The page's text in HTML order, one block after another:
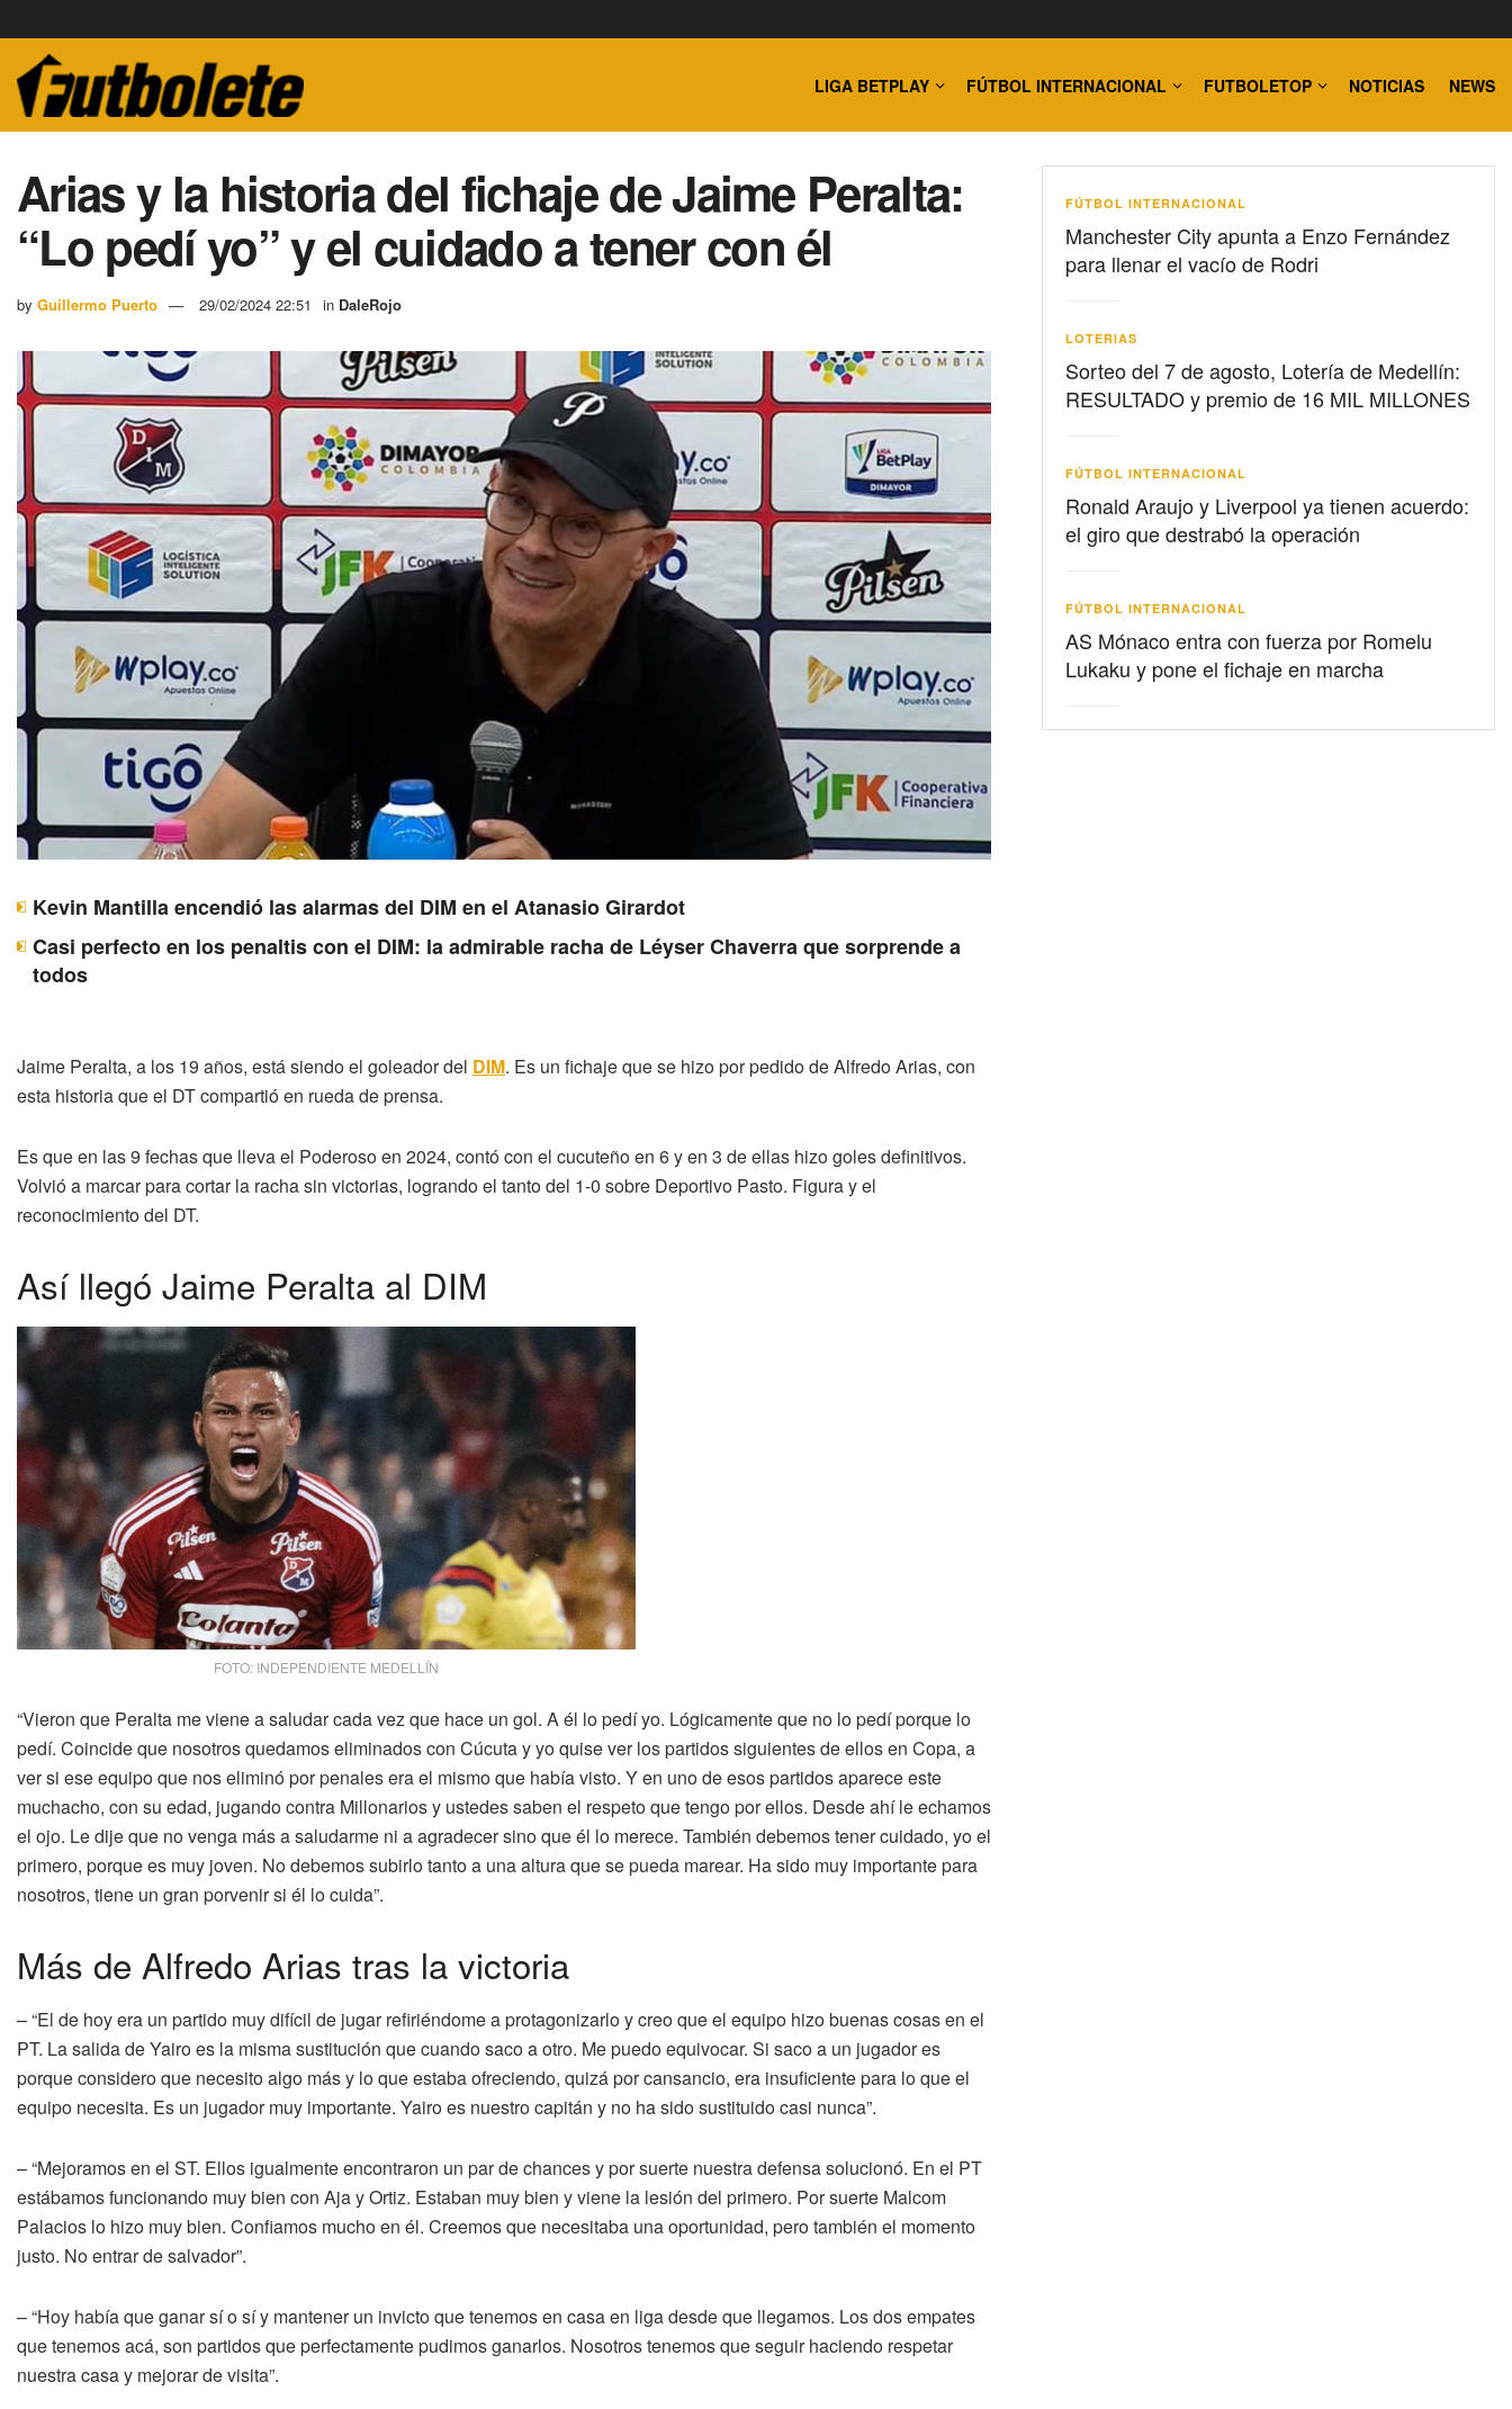
LIGA BETPLAY FÚTBOL INTERNACIONAL FUTBOLETOP NOTICIAS NEWS
Arias y la historia del fichaje de Jaime Peralta:
“Lo pedí yo” y el cuidado a tener con él
by Guillermo Puerto 29/02/2024 22:51 in DaleRojo
Kevin Mantilla encendió las alarmas del DIM en el Atanasio Girardot
Casi perfecto en los penaltis con el DIM: la admirable racha de Léyser Chaverra que sorprende a
todos
Jaime Peralta, a los 19 años, está siendo el goleador del DIM. Es un fichaje que se hizo por pedido de Alfredo Arias, con
esta historia que el DT compartió en rueda de prensa.
Es que en las 9 fechas que lleva el Poderoso en 2024, contó con el cucuteño en 6 y en 3 de ellas hizo goles definitivos.
Volvió a marcar para cortar la racha sin victorias, logrando el tanto del 1-0 sobre Deportivo Pasto. Figura y el
reconocimiento del DT.
Así llegó Jaime Peralta al DIM
FOTO: INDEPENDIENTE MEDELLÍN
“Vieron que Peralta me viene a saludar cada vez que hace un gol. A él lo pedí yo. Lógicamente que no lo pedí porque lo
pedí. Coincide que nosotros quedamos eliminados con Cúcuta y yo quise ver los partidos siguientes de ellos en Copa, a
ver si ese equipo que nos eliminó por penales era el mismo que había visto. Y en uno de esos partidos aparece este
muchacho, con su edad, jugando contra Millonarios y ustedes saben el respeto que tengo por ellos. Desde ahí le echamos
el ojo. Le dije que no venga más a saludarme ni a agradecer sino que él lo merece. También debemos tener cuidado, yo el
primero, porque es muy joven. No debemos subirlo tanto a una altura que se pueda marear. Ha sido muy importante para
nosotros, tiene un gran porvenir si él lo cuida”.
Más de Alfredo Arias tras la victoria
– “El de hoy era un partido muy difícil de jugar refiriéndome a protagonizarlo y creo que el equipo hizo buenas cosas en el
PT. La salida de Yairo es la misma sustitución que cuando saco a otro. Me puedo equivocar. Si saco a un jugador es
porque considero que necesito algo más y lo que estaba ofreciendo, quizá por cansancio, era insuficiente para lo que el
equipo necesita. Es un jugador muy importante. Yairo es nuestro capitán y no ha sido sustituido casi nunca”.
– “Mejoramos en el ST. Ellos igualmente encontraron un par de chances y por suerte nuestra defensa solucionó. En el PT
estábamos funcionando muy bien con Aja y Ortiz. Estaban muy bien y viene la lesión del primero. Por suerte Malcom
Palacios lo hizo muy bien. Confiamos mucho en él. Creemos que necesitaba una oportunidad, pero también el momento
justo. No entrar de salvador”.
– “Hoy había que ganar sí o sí y mantener un invicto que tenemos en casa en liga desde que llegamos. Los dos empates
que tenemos acá, son partidos que perfectamente pudimos ganarlos. Nosotros tenemos que seguir haciendo respetar
nuestra casa y mejorar de visita”.
FÚTBOL INTERNACIONAL
Manchester City apunta a Enzo Fernández
para llenar el vacío de Rodri
LOTERIAS
Sorteo del 7 de agosto, Lotería de Medellín:
RESULTADO y premio de 16 MIL MILLONES
FÚTBOL INTERNACIONAL
Ronald Araujo y Liverpool ya tienen acuerdo:
el giro que destrabó la operación
FÚTBOL INTERNACIONAL
AS Mónaco entra con fuerza por Romelu
Lukaku y pone el fichaje en marcha